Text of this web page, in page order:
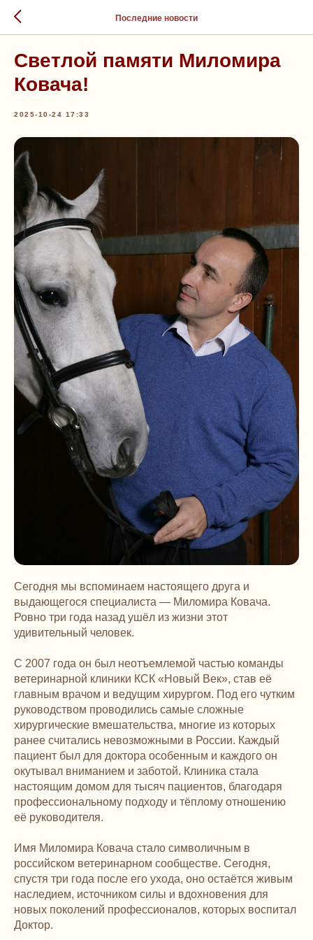
Последние новости
Светлой памяти Миломира
Ковача!
2025-10-24 17:33
Сегодня мы вспоминаем настоящего друга и
выдающегося специалиста — Миломира Ковача.
Ровно три года назад ушёл из жизни этот
удивительный человек.
С 2007 года он был неотъемлемой частью команды
ветеринарной клиники КСК «Новый Век», став её
главным врачом и ведущим хирургом. Под его чутким
руководством проводились самые сложные
хирургические вмешательства, многие из которых
ранее считались невозможными в России. Каждый
пациент был для доктора особенным и каждого он
окутывал вниманием и заботой. Клиника стала
настоящим домом для тысяч пациентов, благодаря
профессиональному подходу и тёплому отношению
её руководителя.
Имя Миломира Ковача стало символичным в
российском ветеринарном сообществе. Сегодня,
спустя три года после его ухода, оно остаётся живым
наследием, источником силы и вдохновения для
новых поколений профессионалов, которых воспитал
Доктор.